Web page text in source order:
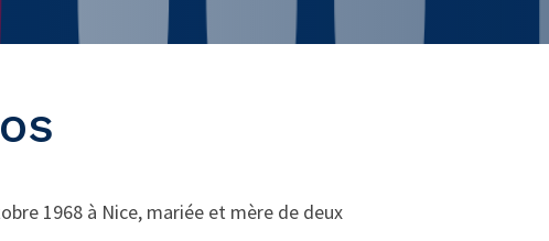
1968 à Nice, mariée et mère de deux